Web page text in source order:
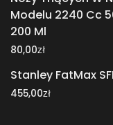
Modelu 2240 Cc
200 Ml
80,00zł
Stanley FatMax
455,00zł